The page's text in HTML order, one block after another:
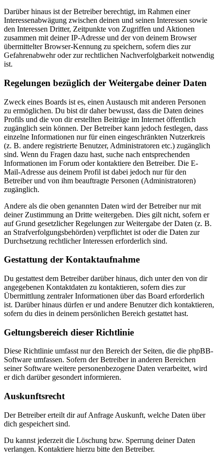
Darüber hinaus ist der Betreiber berechtigt, im Rahmen einer
Interessenabwägung zwischen deinen und seinen Interessen sowie
den Interessen Dritter, Zeitpunkte von Zugriffen und Aktionen
zusammen mit deiner IP-Adresse und der von deinem Browser
übermittelter Browser-Kennung zu speichern, sofern dies zur
Gefahrenabwehr oder zur rechtlichen Nachverfolgbarkeit notwendig
ist.
Regelungen bezüglich der Weitergabe deiner Daten
Zweck eines Boards ist es, einen Austausch mit anderen Personen
zu ermöglichen. Du bist dir daher bewusst, dass die Daten deines
Profils und die von dir erstellten Beiträge im Internet öffentlich
zugänglich sein können. Der Betreiber kann jedoch festlegen, dass
einzelne Informationen nur für einen eingeschränkten Nutzerkreis
(z. B. andere registrierte Benutzer, Administratoren etc.) zugänglich
sind. Wenn du Fragen dazu hast, suche nach entsprechenden
Informationen im Forum oder kontaktiere den Betreiber. Die E-
Mail-Adresse aus deinem Profil ist dabei jedoch nur für den
Betreiber und von ihm beauftragte Personen (Administratoren)
zugänglich.
Andere als die oben genannten Daten wird der Betreiber nur mit
deiner Zustimmung an Dritte weitergeben. Dies gilt nicht, sofern er
auf Grund gesetzlicher Regelungen zur Weitergabe der Daten (z. B.
an Strafverfolgungsbehörden) verpflichtet ist oder die Daten zur
Durchsetzung rechtlicher Interessen erforderlich sind.
Gestattung der Kontaktaufnahme
Du gestattest dem Betreiber darüber hinaus, dich unter den von dir
angegebenen Kontaktdaten zu kontaktieren, sofern dies zur
Übermittlung zentraler Informationen über das Board erforderlich
ist. Darüber hinaus dürfen er und andere Benutzer dich kontaktieren,
sofern du dies in deinem persönlichen Bereich gestattet hast.
Geltungsbereich dieser Richtlinie
Diese Richtlinie umfasst nur den Bereich der Seiten, die die phpBB-
Software umfassen. Sofern der Betreiber in anderen Bereichen
seiner Software weitere personenbezogene Daten verarbeitet, wird
er dich darüber gesondert informieren.
Auskunftsrecht
Der Betreiber erteilt dir auf Anfrage Auskunft, welche Daten über
dich gespeichert sind.
Du kannst jederzeit die Löschung bzw. Sperrung deiner Daten
verlangen. Kontaktiere hierzu bitte den Betreiber.